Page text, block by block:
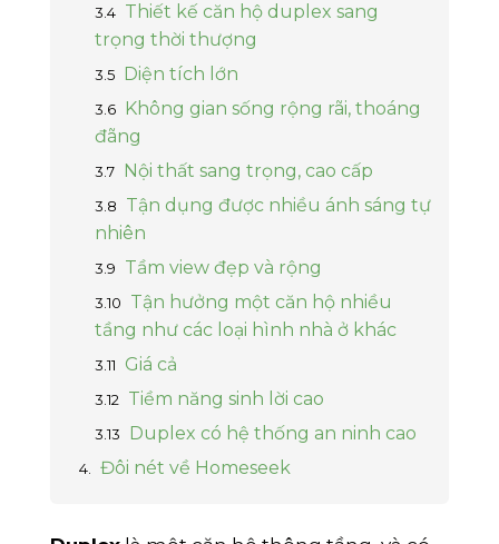
Bình Phước
Hưng Yên
Bình Định
Thái Bình
Hòa Bình
Vĩnh Phúc
Thái Nguyên
Lào Cai
Thiết kế căn hộ duplex sang
trọng thời thượng
Diện tích lớn
Không gian sống rộng rãi, thoáng
đãng
Nội thất sang trọng, cao cấp
Tận dụng được nhiều ánh sáng tự
nhiên
Tầm view đẹp và rộng
Tận hưởng một căn hộ nhiều
tầng như các loại hình nhà ở khác
Giá cả
Tiềm năng sinh lời cao
Duplex có hệ thống an ninh cao
Đôi nét về Homeseek